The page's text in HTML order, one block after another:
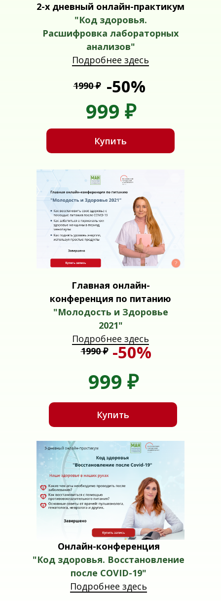
2-х дневный онлайн-практикум
"Код здоровья.
Расшифровка лабораторных
анализов"
Подробнее здесь
Главная онлайн-
конференция по питанию
"Молодость и Здоровье
2021"
Подробнее здесь
Онлайн-конференция
"Код здоровья. Восстановление
после COVID-19"
Подробнее здесь
Купить
999 ₽
Купить
999 ₽
1990₽
1990₽
-50%
-50%